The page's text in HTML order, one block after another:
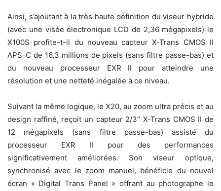
Ainsi, s’ajoutant à la très haute définition du viseur hybride
(avec une visée électronique LCD de 2,36 mégapixels) le
X100S profite-t-il du nouveau capteur X-Trans CMOS II
APS-C de 16,3 millions de pixels (sans filtre passe-bas) et
du nouveau processeur EXR II pour atteindre une
résolution et une netteté inégalée à ce niveau.
Suivant la même logique, le X20, au zoom ultra précis et au
design raffiné, reçoit un capteur 2/3″ X-Trans CMOS II de
12 mégapixels (sans filtre passe-bas) assisté du
processeur EXR II pour des performances
significativement améliorées. Son viseur optique,
synchronisé avec le zoom manuel, bénéficie du nouvel
écran « Digital Trans Panel » offrant au photographe le